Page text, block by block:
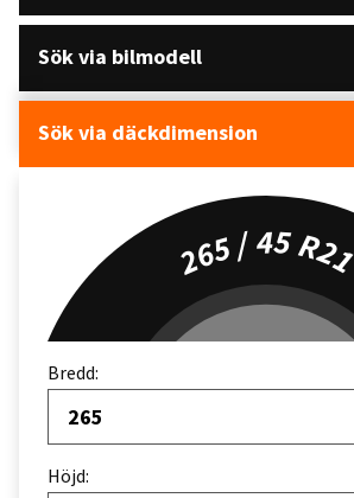
Sök via bilmodell
Sök via däckdimension
265 / 45 R21
Bredd:
265
Höjd: